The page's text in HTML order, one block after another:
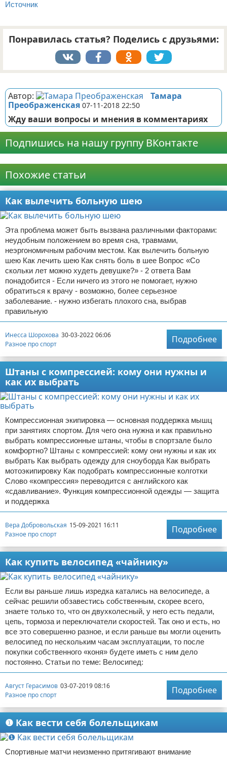
Источник
Понравилась статья? Поделись с друзьями:
Автор:
Тамара
Преображенская 07-11-2018 22:50
Жду ваши вопросы и мнения в комментариях
Подпишись на нашу группу ВКонтакте
Похожие статьи
Как вылечить больную шею
Эта проблема может быть вызвана различными факторами:
неудобным положением во время сна, травмами,
неэргономичным рабочим местом. Как вылечить больную
шею Как лечить шею Как снять боль в шее Вопрос «Со
скольки лет можно худеть девушке?» - 2 ответа Вам
понадобится - Если ничего из этого не помогает, нужно
обратиться к врачу - возможно, более серьезное
заболевание. - нужно избегать плохого сна, выбрав
правильную
Инесса Шорохова 30-03-2022 06:06
Разное про спорт
Подробнее
Штаны с компрессией: кому они нужны и
как их выбрать
Компрессионная экипировка — основная поддержка мышц
при занятиях спортом. Для чего она нужна и как правильно
выбрать компрессионные штаны, чтобы в спортзале было
комфортно? Штаны с компрессией: кому они нужны и как их
выбрать Как выбрать одежду для сноуборда Как выбрать
мотоэкипировку Как подобрать компрессионные колготки
Слово «компрессия» переводится с английского как
«сдавливание». Функция компрессионной одежды — защита
и поддержка
Вера Добровольская 15-09-2021 16:11
Разное про спорт
Подробнее
Как купить велосипед «чайнику»
Если вы раньше лишь изредка катались на велосипеде, а
сейчас решили обзавестись собственным, скорее всего,
знаете только то, что он двухколесный, у него есть педали,
цепь, тормоза и переключатели скоростей. Так оно и есть, но
все это совершенно разное, и если раньше вы могли оценить
велосипед по нескольким часам эксплуатации, то после
покупки собственного «коня» будете иметь с ним дело
постоянно. Статьи по теме: Велосипед:
Август Герасимов 03-07-2019 08:16
Разное про спорт
Подробнее
❶ Как вести себя болельщикам
Спортивные матчи неизменно притягивают внимание